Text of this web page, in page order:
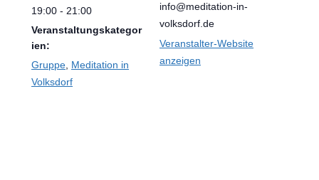
19:00 - 21:00
Veranstaltungskategor
ien:
Gruppe Meditation in
Volksdorf
info@meditation-in-
volksdorf.de
Veranstalter-Website
anzeigen